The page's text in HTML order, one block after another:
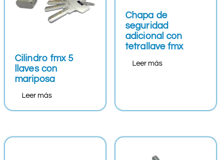
Cilindro fmx 5
llaves con
mariposa
Leer más
Chapa de
seguridad
adicional con
tetrallave fmx
Leer más